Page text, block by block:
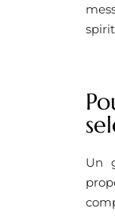
Un